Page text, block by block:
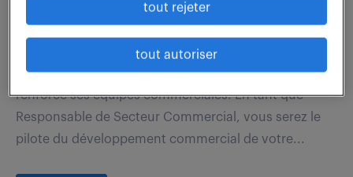
CDI
28 000 - 42 000 € / an
Notre client, leader régional dans son domaine,
renforce ses équipes commerciales. En tant que
Responsable de Secteur Commercial, vous serez le
pilote du développement commercial de votre...
tout rejeter
tout autoriser